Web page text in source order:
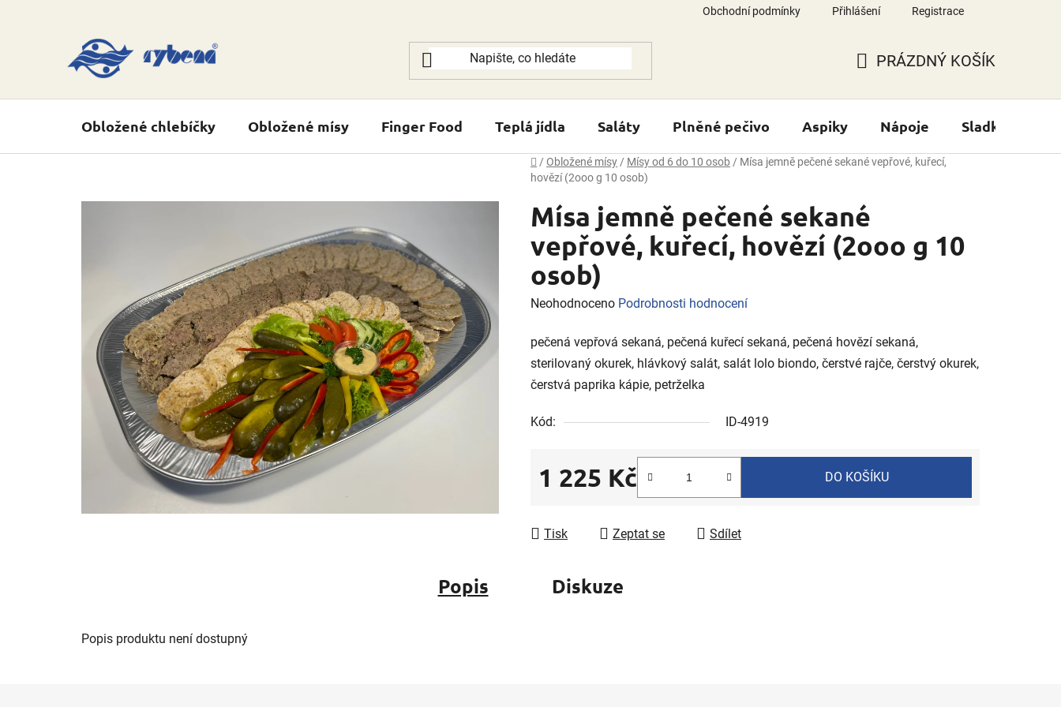
Obchodní podmínky Přihlášení Registrace
KOŠÍK
PRÁZDNÝ KOŠÍK
Obložené chlebíčky Obložené mísy Finger Food Teplá jídla Saláty Plněné pečivo Aspiky Nápoje Sladké
Domů
/ Obložené mísy / Mísy od 6 do 10 osob / Mísa jemně pečené sekané vepřové, kuřecí,
hovězí (2ooo g 10 osob)
Mísa jemně pečené sekané
vepřové, kuřecí, hovězí (2ooo g 10
osob)
Průměrné
produktu
je
0,0
5
Neohodnoceno Podrobnosti hodnocení
pečená vepřová sekaná, pečená kuřecí sekaná, pečená hovězí sekaná,
sterilovaný okurek, hlávkový salát, salát lolo biondo, čerstvé rajče, čerstvý okurek,
čerstvá paprika kápie, petrželka
Kód: ID-4919
1 225 Kč DO KOŠÍKU
Tisk Zeptat se Sdílet
Popis Diskuze
Popis produktu není dostupný